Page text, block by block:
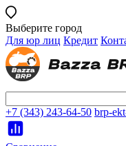
Выберите город
Для юр лиц Кредит
+7 (343) 243-64-50 brp-